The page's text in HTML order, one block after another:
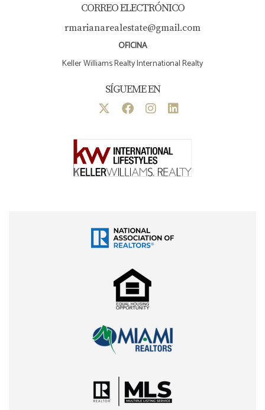
CORREO ELECTRÓNICO
rmarianarealestate@gmail.com
OFICINA
Keller Williams Realty International Realty
SÍGUEME EN